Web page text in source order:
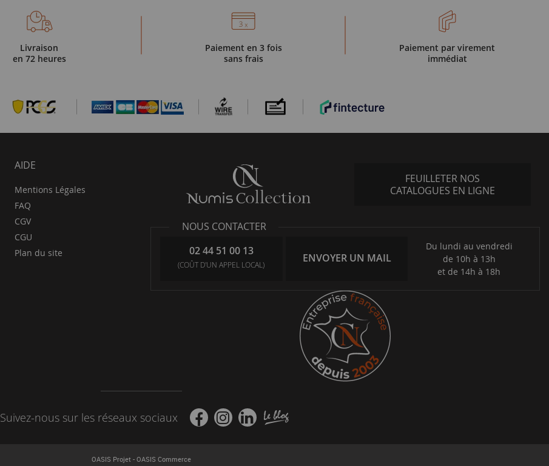
Livraison
en 72 heures
Paiement en 3 fois
sans frais
Paiement par virement
immédiat
AIDE
Mentions Légales
FAQ
CGV
CGU
Plan du site
FEUILLETER NOS
CATALOGUES EN LIGNE
NOUS CONTACTER
02 44 51 00 13
(COÛT D'UN APPEL LOCAL)
ENVOYER UN MAIL
Du lundi au vendredi
de 10h à 13h
et de 14h à 18h
Suivez-nous sur les réseaux sociaux
OASIS Projet - OASIS Commerce